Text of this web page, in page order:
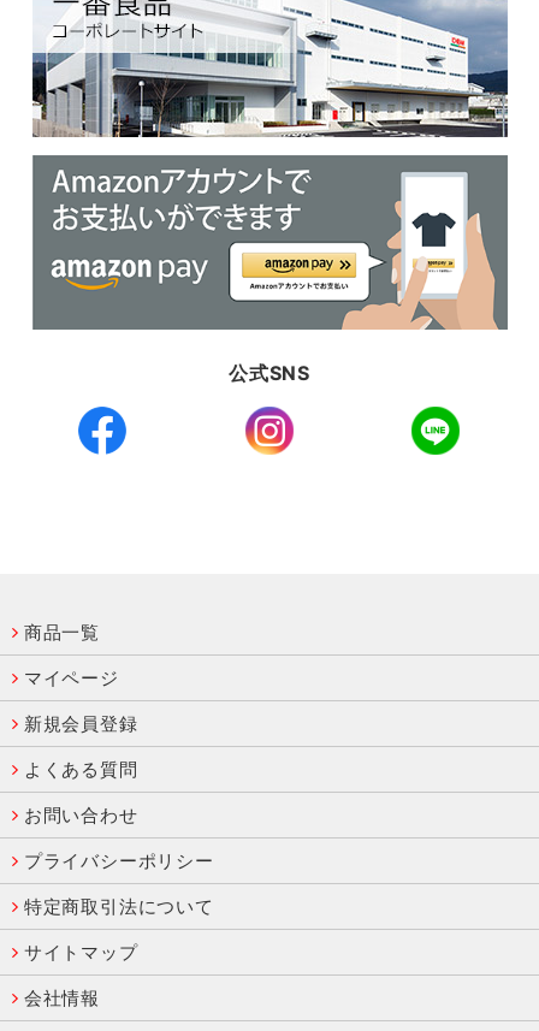
公式SNS
商品一覧
マイページ
新規会員登録
よくある質問
お問い合わせ
プライバシーポリシー
特定商取引法について
サイトマップ
会社情報